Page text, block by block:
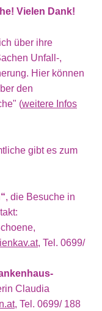
Vielen Dank!
über ihre
Unfall-,
Hier können
den
(weitere Infos
gibt es zum
, die Besuche in
, Tel. 0699/
Claudia
, Tel. 0699/ 188